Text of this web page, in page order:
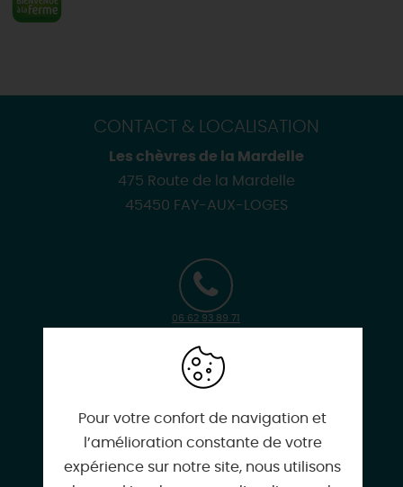
CONTACT & LOCALISATION
Les chèvres de la Mardelle
475 Route de la Mardelle
45450 FAY-AUX-LOGES
06 62 93 89 71
leschevresdelamardelle@gmail.com
Pour votre confort de navigation et
l’amélioration constante de votre
expérience sur notre site, nous utilisons